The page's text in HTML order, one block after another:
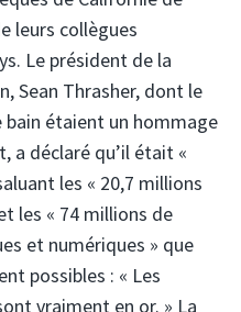
leurs collègues
Le président de la
Sean Thrasher, dont le
étaient un hommage
a déclaré qu’il était «
les « 20,7 millions
les « 74 millions de
et numériques » que
possibles : « Les
vraiment en or. » La